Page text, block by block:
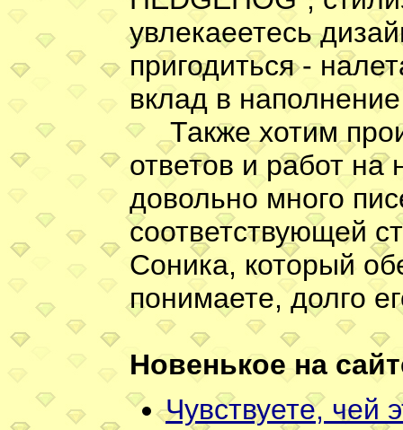
увлекаеетесь
пригодиться -
вклад в
Также хотим
ответов и работ
довольно много
соответствующей
Соника, который
понимаете, долго
Новенькое на
Чувствуете, чей